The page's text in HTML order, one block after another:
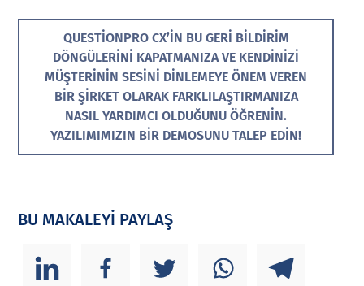
QUESTIONPRO CX’IN BU GERI BILDIRIM
DÖNGÜLERINI KAPATMANIZA VE KENDINIZI
MÜŞTERININ SESINI DINLEMEYE ÖNEM VEREN
BIR ŞIRKET OLARAK FARKLILAŞTIRMANIZA
NASIL YARDIMCI OLDUĞUNU ÖĞRENIN.
YAZILIMIMIZIN BIR DEMOSUNU TALEP EDIN!
BU MAKALEYİ PAYLAŞ